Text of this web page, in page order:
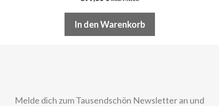
In den Warenkorb
Melde dich zum Tausendschön Newsletter an und